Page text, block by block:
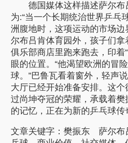
德国媒体这样描述萨尔
为:“当一个长期统治世界乒乓
洲腹地时，这项运动的市场边
尔布吕肯体育园外，孩子们
俱乐部商店里跑来跑去，印着
眼的位置。“他渴望欧洲的冒
球。”巴鲁瓦看着窗外，轻声
大厅已经开始准备安排。这
过尚坤夺冠的荣耀，承载着
的记忆，正在为新的乒乓球传
文章关键字：樊振东 萨尔布